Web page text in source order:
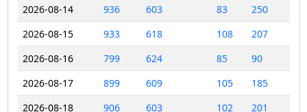
2026-08-14
936 603 83
250
2026-08-15
933 618 108
207
2026-08-16
799 624 85
90
2026-08-17
899 609 105
185
2026-08-18
906 603 102
201